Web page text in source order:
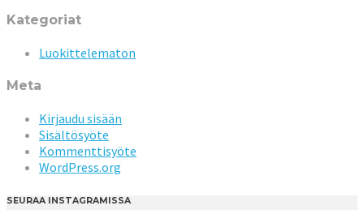
Kategoriat
Luokittelematon
Meta
Kirjaudu sisään
Sisältösyöte
Kommenttisyöte
WordPress.org
SEURAA INSTAGRAMISSA